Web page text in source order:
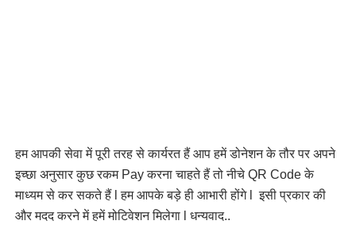
हम आपकी सेवा में पूरी तरह से कार्यरत हैं आप हमें डोनेशन के तौर पर अपने
इच्छा अनुसार कुछ रकम Pay करना चाहते हैं तो नीचे QR Code के
माध्यम से कर सकते हैं l हम आपके बड़े ही आभारी होंगे l इसी प्रकार की
और मदद करने में हमें मोटिवेशन मिलेगा l धन्यवाद..